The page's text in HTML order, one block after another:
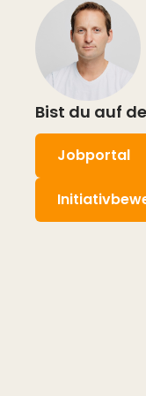
Bist du auf
Jobportal